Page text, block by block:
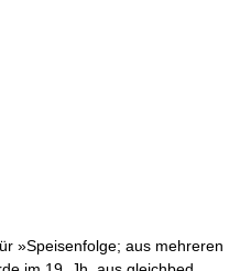
»Speisenfolge; aus mehreren